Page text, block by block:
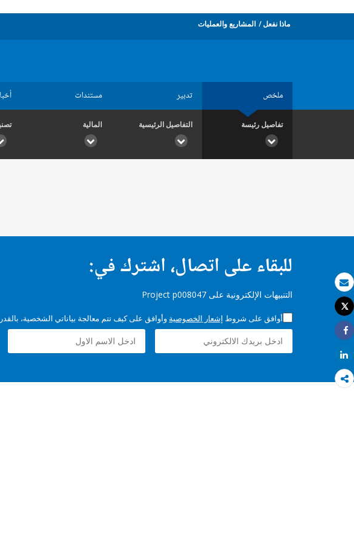
بريد الكتروني
طباعة
Tweet
Share
Share
ماذا نفعل المشاريع والعمليات
ملخص تدبير مستندات
تفاصيل رئيسة التفاصيل الرئيسية المالية
للبقاء على اتصال، اشترك في:
التنبيهات الإلكترونية على Project p008047
أوافق على شروط إشعار الخصوصية وأوافق على كيف تتم معالجة بياناتي الشخصية،